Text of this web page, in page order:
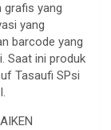
grafis yang
yang
barcode yang
Saat ini produk
Tasaufi SPsi